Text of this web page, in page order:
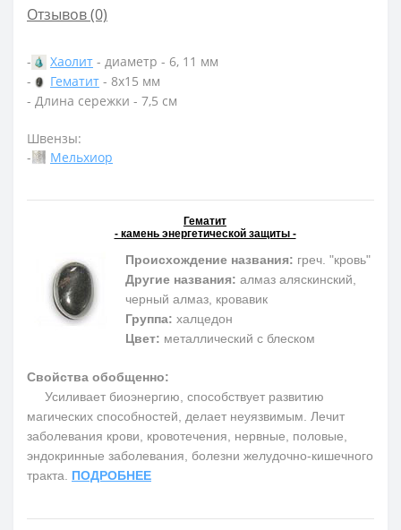
Отзывов (0)
- Хаолит - диаметр - 6, 11 мм
-
Гематит - 8х15 мм
- Длина сережки - 7,5 см
Швензы:
-
Мельхиор
Гематит
- камень энергетической защиты -
Происхождение названия: греч. "кровь"
Другие названия: алмаз аляскинский,
черный алмаз, кровавик
Группа: халцедон
Цвет: металлический с блеском
Свойства обобщенно:
Усиливает биоэнергию, способствует развитию
магических способностей, делает неуязвимым. Лечит
заболевания крови, кровотечения, нервные, половые,
эндокринные заболевания, болезни желудочно-кишечного
тракта. ПОДРОБНЕЕ